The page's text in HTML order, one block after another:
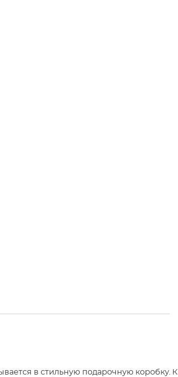
в стильную подарочную коробку. К